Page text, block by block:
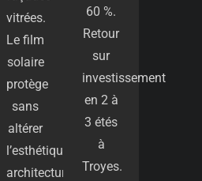
vitrées.
Le film
solaire
protège
sans
altérer
l’esthétique
architecturale
60 %.
Retour
sur
investissement
en 2 à
3 étés
à
Troyes.